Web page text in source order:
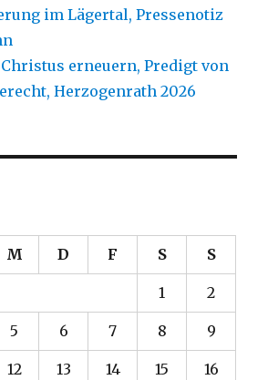
im Lägertal, Pressenotiz
Christus erneuern, Predigt von
Herzogenrath 2026
M D F S S
1 2
5 6 7 8 9
12 13 14 15 16